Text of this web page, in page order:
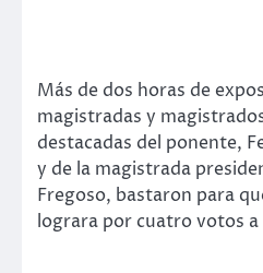
Más de dos horas de
magistradas y
destacadas del ponente,
y de la magistrada
Fregoso, bastaron para
lograra por cuatro votos a